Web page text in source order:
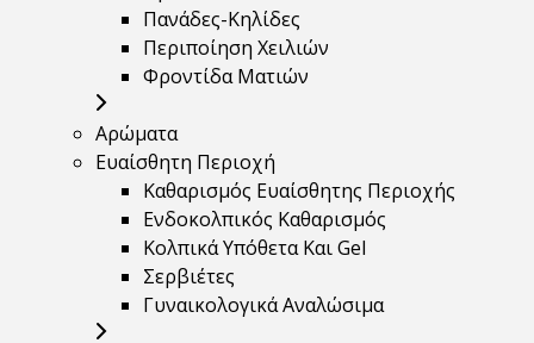
Πανάδες-Κηλίδες
Περιποίηση Χειλιών
Φροντίδα Ματιών
Αρώματα
Ευαίσθητη Περιοχή
Καθαρισμός Ευαίσθητης Περιοχής
Ενδοκολπικός Καθαρισμός
Κολπικά Υπόθετα Και Gel
Σερβιέτες
Γυναικολογικά Αναλώσιμα